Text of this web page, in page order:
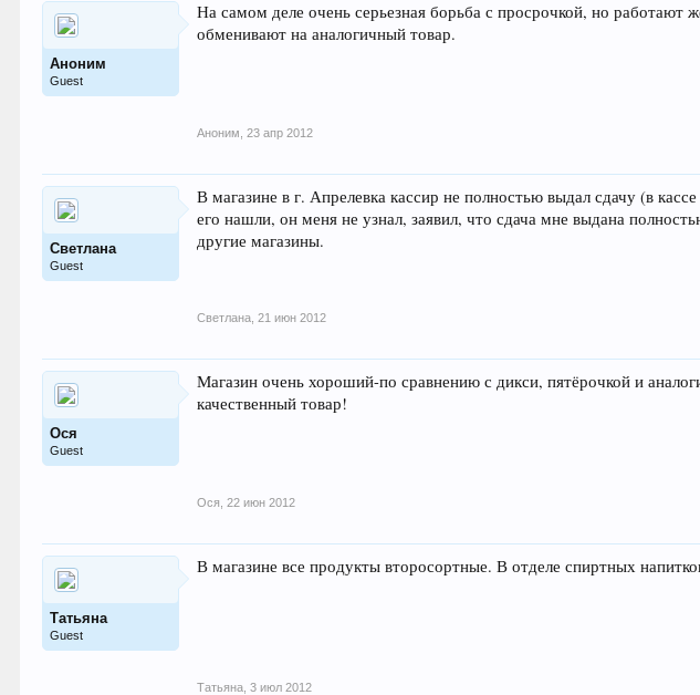
Аноним
Guest
На самом деле очень серьезная борьба с просрочкой, но
обменивают на аналогичный товар.
Аноним 23 апр 2012
Светлана
Guest
В магазине в г. Апрелевка кассир не полностью выдал сдачу (в
его нашли, он меня не узнал, заявил, что сдача мне выдана
другие магазины.
Светлана 21 июн 2012
Ося
Guest
Магазин очень хороший-по сравнению с дикси, пятёрочкой и
качественный товар!
Ося 22 июн 2012
Татьяна
Guest
В магазине все продукты второсортные. В отделе спиртных
Татьяна 3 июл 2012